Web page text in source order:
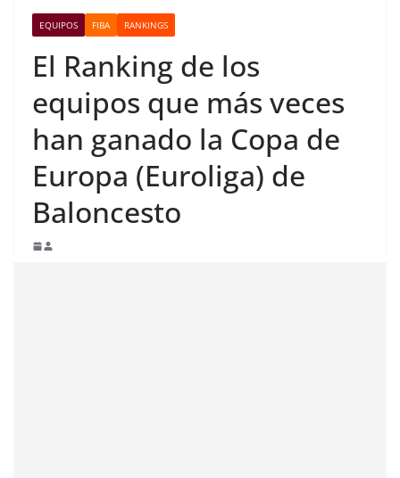
EQUIPOS FIBA RANKINGS
El Ranking de los
equipos que más veces
han ganado la Copa de
Europa (Euroliga) de
Baloncesto